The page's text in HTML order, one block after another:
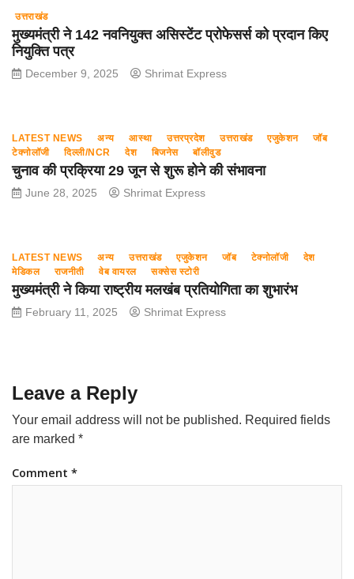
उत्तराखंड
मुख्यमंत्री ने 142 नवनियुक्त असिस्टेंट प्रोफेसर्स को प्रदान किए
नियुक्ति पत्र
December 9, 2025 Shrimat Express
LATEST NEWS अन्य आस्था उत्तरप्रदेश उत्तराखंड एजुकेशन
जॉब
टेक्नोलॉजी
दिल्ली/NCR देश बिजनेस बॉलीवुड
चुनाव की प्रक्रिया 29 जून से शुरू होने की संभावना
June 28, 2025 Shrimat Express
LATEST NEWS अन्य उत्तराखंड एजुकेशन जॉब टेक्नोलॉजी
देश
मेडिकल
राजनीती वेब वायरल सक्सेस स्टोरी
मुख्यमंत्री ने किया राष्ट्रीय मलखंब प्रतियोगिता का शुभारंभ
February 11, 2025 Shrimat Express
Leave a Reply
Your email address will not be published. Required fields
are marked *
Comment *